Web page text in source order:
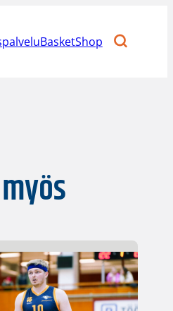
BasketShop